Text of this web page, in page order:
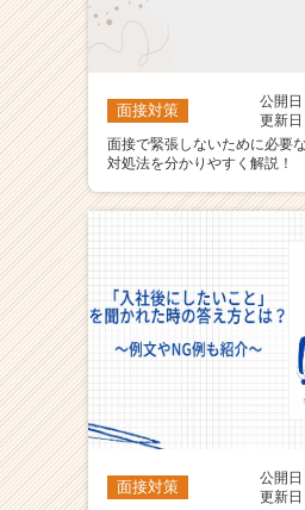
面接対策
公開
更新
面接で緊張しないために必要
対処法を分かりやすく解説！
面接対策
公開
更新